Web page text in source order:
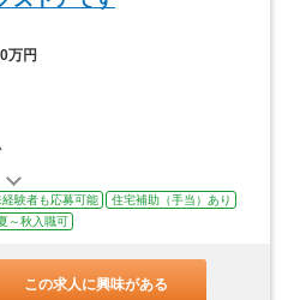
万円
経験者も応募可能
住宅補助（手当）あり
～秋入職可
この求人に興味がある